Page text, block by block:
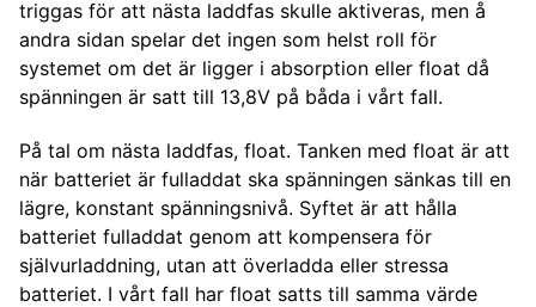
triggas för att nästa laddfas skulle aktiveras, men å
andra sidan spelar det ingen som helst roll för
systemet om det är ligger i absorption eller float då
spänningen är satt till 13,8V på båda i vårt fall.
På tal om nästa laddfas, float. Tanken med float är att
när batteriet är fulladdat ska spänningen sänkas till en
lägre, konstant spänningsnivå. Syftet är att hålla
batteriet fulladdat genom att kompensera för
självurladdning, utan att överladda eller stressa
batteriet. I vårt fall har float satts till samma värde